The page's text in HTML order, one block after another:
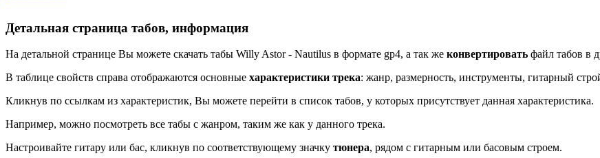
Детальная страница табов, информация
На детальной странице Вы можете скачать табы Willy Astor - Nautilus в формате gp4, а так же конвертировать файл табов в
В таблице свойств справа отображаются основные характеристики трека: жанр, размерность, инструменты, гитарный
Кликнув по ссылкам из характеристик, Вы можете перейти в список табов, у которых присутствует данная характеристика.
Например, можно посмотреть все табы с жанром, таким же как у данного трека.
Настроивайте гитару или бас, кликнув по соответствующему значку тюнера, рядом с гитарным или басовым строем.